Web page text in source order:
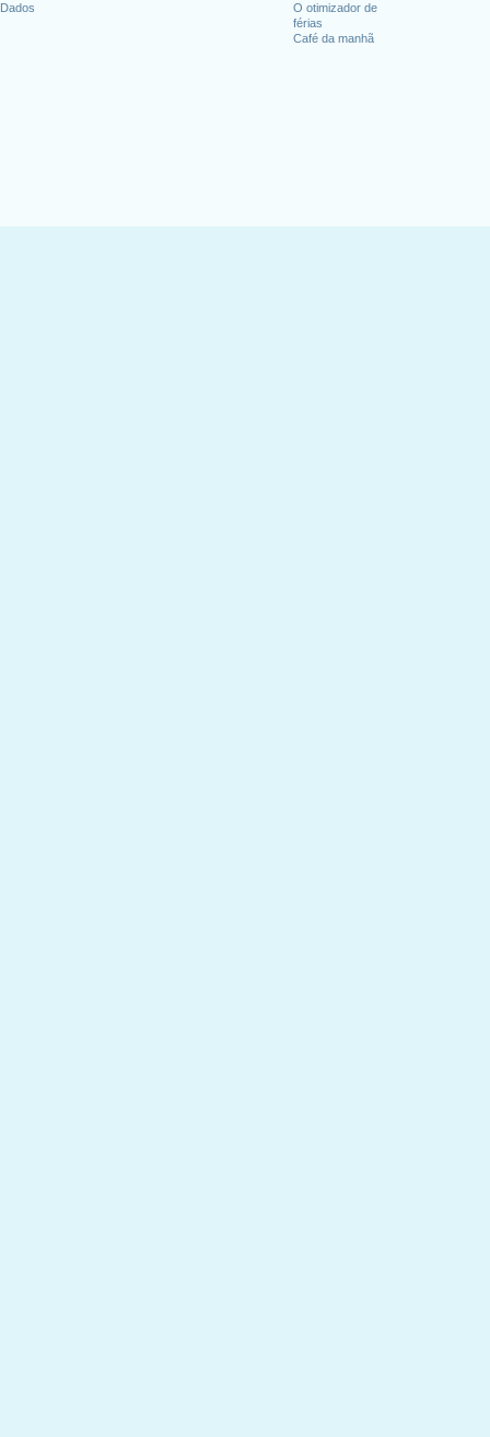
Dados
O otimizador de
férias
Café da manhã